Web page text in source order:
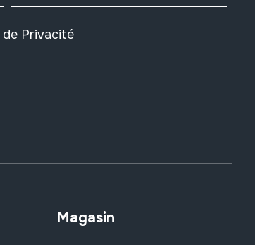
Privacité
Magasin